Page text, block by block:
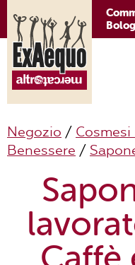
Negozio /
Benessere /